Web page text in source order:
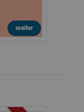
weiter